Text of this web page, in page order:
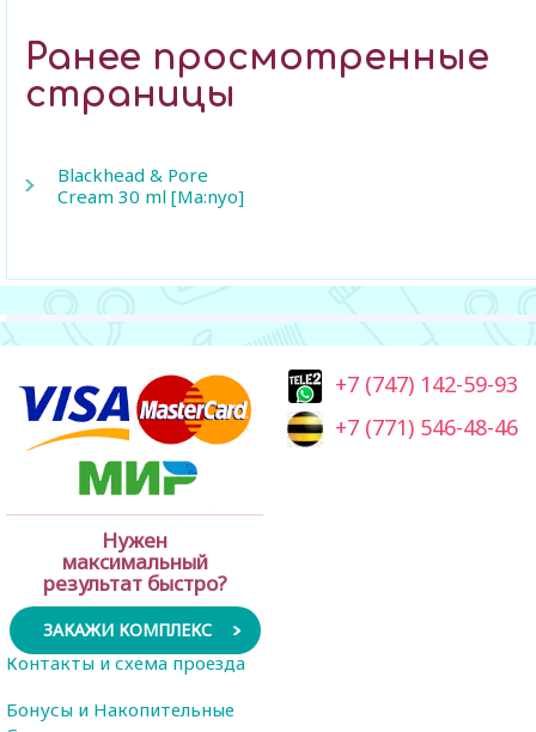
Ранее просмотренные
страницы
Blackhead & Pore
Cream 30 ml [Ma:nyo]
Нужен
максимальный
результат быстро?
ЗАКАЖИ КОМПЛЕКС
+7 (747) 142-59-93
+7 (771) 546-48-46
Контакты и схема проезда
Бонусы и Накопительные